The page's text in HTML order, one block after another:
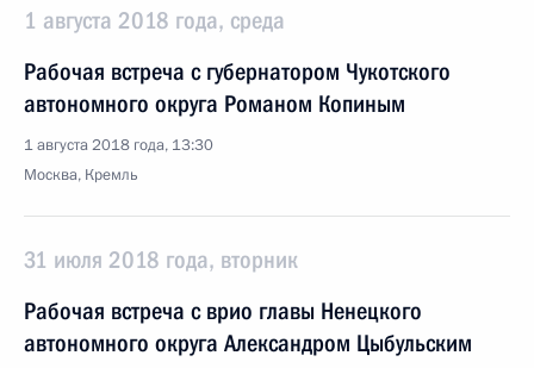
1 августа 2018 года, среда
Рабочая встреча с губернатором Чукотского
автономного округа Романом Копиным
1 августа 2018 года, 13:30
Москва, Кремль
31 июля 2018 года, вторник
Рабочая встреча с врио главы Ненецкого
автономного округа Александром Цыбульским